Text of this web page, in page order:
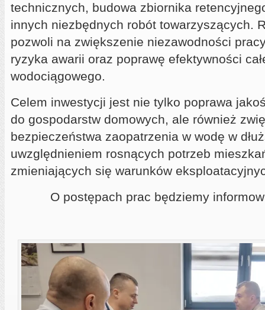
technicznych, budowa zbiornika
innych niezbędnych robót towarzyszących.
pozwoli na zwiększenie niezawodności
ryzyka awarii oraz poprawę efektywności
wodociągowego.
Celem inwestycji jest nie tylko poprawa
do gospodarstw domowych, ale również
bezpieczeństwa zaopatrzenia w wodę w
uwzględnieniem rosnących potrzeb
zmieniających się warunków
O postępach prac będziemy